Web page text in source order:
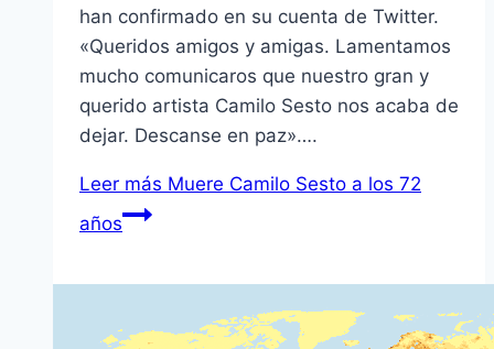
han confirmado en su cuenta de Twitter.
«Queridos amigos y amigas. Lamentamos
mucho comunicaros que nuestro gran y
querido artista Camilo Sesto nos acaba de
dejar. Descanse en paz»….
Leer más Muere Camilo Sesto a los 72
años